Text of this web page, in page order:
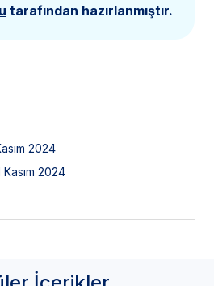
tarafından hazırlanmıştır.
2024
Kasım 2024